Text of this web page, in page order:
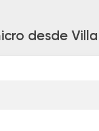
desde